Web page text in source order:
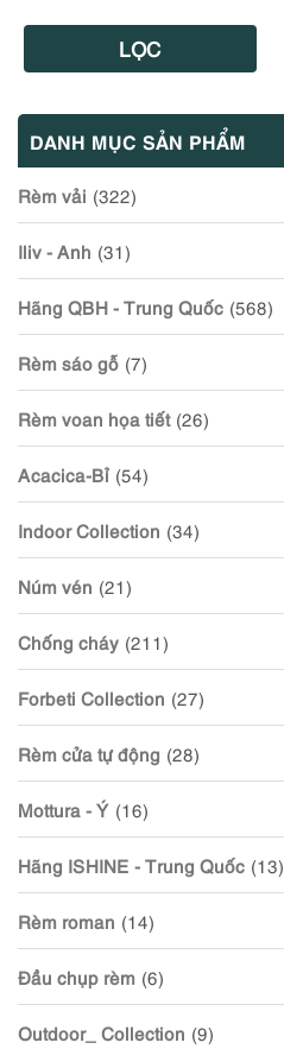
LỌC
DANH MỤC SẢN PHẨM
Rèm vải (322)
Iliv - Anh (31)
Hãng QBH - Trung Quốc (568)
Rèm sáo gỗ (7)
Rèm voan họa tiết (26)
Acacica-Bỉ (54)
Indoor Collection (34)
Núm vén (21)
Chống cháy (211)
Forbeti Collection (27)
Rèm cửa tự động (28)
Mottura - Ý (16)
Hãng ISHINE - Trung Quốc (13)
Rèm roman (14)
Đầu chụp rèm (6)
Outdoor_ Collection (9)